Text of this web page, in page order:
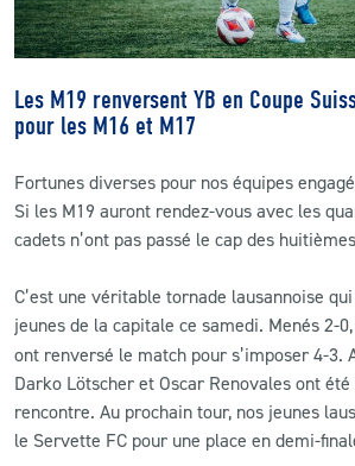
ACTUALITÉS
L’APP DU LS
MATCH DES CELEBRITES
Les M19 renversent YB en Coupe
pour les M16 et M17
Fortunes diverses pour nos équipes
Si les M19 auront rendez-vous avec les
cadets n’ont pas passé le cap des
C’est une véritable tornade lausannoise
jeunes de la capitale ce samedi. Menés 2-
ont renversé le match pour s’imposer 4-3.
Darko Lötscher et Oscar Renovales ont
rencontre. Au prochain tour, nos jeunes
le Servette FC pour une place en demi-